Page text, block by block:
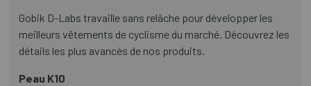
Gobik D-Labs travaille sans relâche pour développer les
meilleurs vêtements de cyclisme du marché. Découvrez les
détails les plus avancés de nos produits.
Peau K10